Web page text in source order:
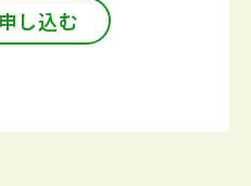
し込む